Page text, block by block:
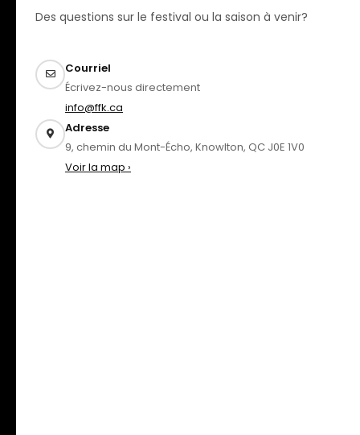
Des questions sur le festival ou la saison à venir?
Courriel
Écrivez-nous directement
info@ffk.ca
Adresse
9, chemin du Mont-Écho, Knowlton, QC J0E 1V0
Voir la map ›